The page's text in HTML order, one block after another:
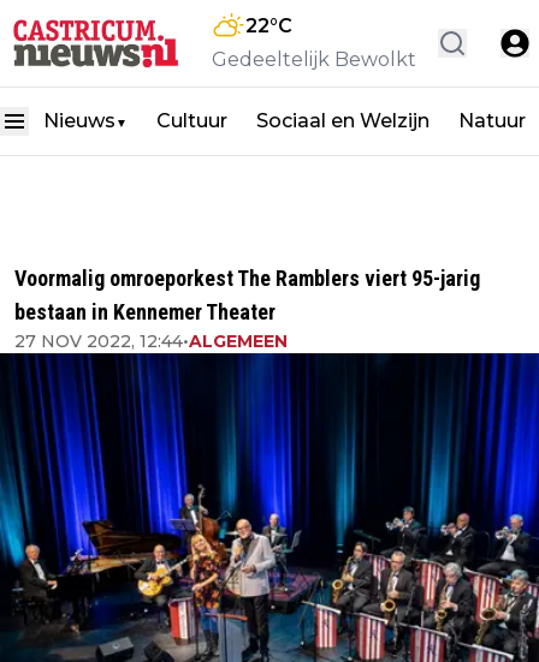
22°C
Gedeeltelijk Bewolkt
Nieuws ▼ Cultuur Sociaal en Welzijn Natuur
Voormalig omroeporkest The Ramblers viert 95-jarig
bestaan in Kennemer Theater
27 NOV 2022, 12:44•ALGEMEEN